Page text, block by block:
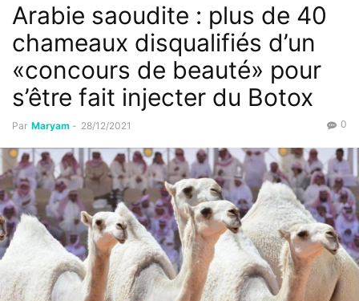
Arabie saoudite : plus de 40
chameaux disqualifiés d’un
«concours de beauté» pour
s’être fait injecter du Botox
Par Maryam - 28/12/2021 0